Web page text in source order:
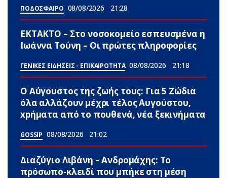
ΠΟΔΟΣΦΑΙΡΟ 08/08/2026 21:28
ΕΚΤΑΚΤΟ – Στο νοσοκομείο εσπευσμένα η
Ιωάννα Τούνη – Οι πρώτες πληροφορίες
ΓΕΝΙΚΕΣ ΕΙΔΗΣΕΙΣ - ΕΠΙΚΑΙΡΟΤΗΤΑ 08/08/2026 21:18
Ο Αύγουστος της ζωής τους: Για 5 Zώδια
όλα αλλάζουν μέχρι τέλος Αυγούστου,
xpήματα από το πουθενά, νέα ξεκινήματα
GOSSIP 08/08/2026 21:02
Διαζύγιο Λιβάνη – Ανδρομάχης: Το
πρόσωπο-κλειδί που μπήκε στη μέση